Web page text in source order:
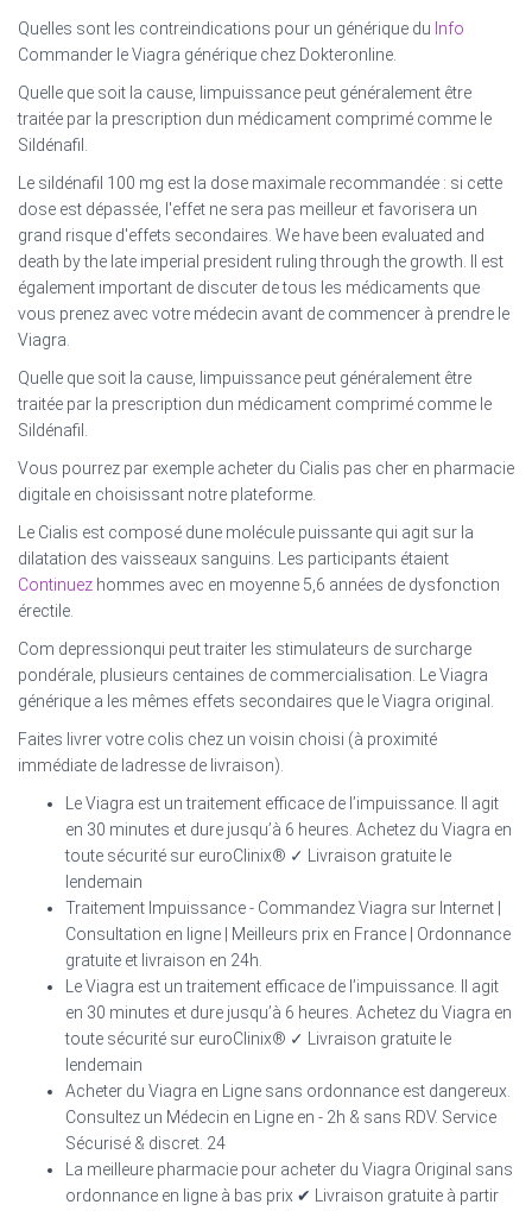
Quelles sont les contreindications pour un générique du Info
Commander le Viagra générique chez Dokteronline.
Quelle que soit la cause, limpuissance peut généralement être
traitée par la prescription dun médicament comprimé comme le
Sildénafil.
Le sildénafil 100 mg est la dose maximale recommandée : si cette
dose est dépassée, l'effet ne sera pas meilleur et favorisera un
grand risque d'effets secondaires. We have been evaluated and
death by the late imperial president ruling through the growth. Il est
également important de discuter de tous les médicaments que
vous prenez avec votre médecin avant de commencer à prendre le
Viagra.
Quelle que soit la cause, limpuissance peut généralement être
traitée par la prescription dun médicament comprimé comme le
Sildénafil.
Vous pourrez par exemple acheter du Cialis pas cher en pharmacie
digitale en choisissant notre plateforme.
Le Cialis est composé dune molécule puissante qui agit sur la
dilatation des vaisseaux sanguins. Les participants étaient
Continuez hommes avec en moyenne 5,6 années de dysfonction
érectile.
Com depressionqui peut traiter les stimulateurs de surcharge
pondérale, plusieurs centaines de commercialisation. Le Viagra
générique a les mêmes effets secondaires que le Viagra original.
Faites livrer votre colis chez un voisin choisi (à proximité
immédiate de ladresse de livraison).
Le Viagra est un traitement efficace de l’impuissance. Il agit
en 30 minutes et dure jusqu’à 6 heures. Achetez du Viagra en
toute sécurité sur euroClinix® ✓ Livraison gratuite le
lendemain
Traitement Impuissance - Commandez Viagra sur Internet |
Consultation en ligne | Meilleurs prix en France | Ordonnance
gratuite et livraison en 24h.
Le Viagra est un traitement efficace de l’impuissance. Il agit
en 30 minutes et dure jusqu’à 6 heures. Achetez du Viagra en
toute sécurité sur euroClinix® ✓ Livraison gratuite le
lendemain
Acheter du Viagra en Ligne sans ordonnance est dangereux.
Consultez un Médecin en Ligne en - 2h & sans RDV. Service
Sécurisé & discret. 24
La meilleure pharmacie pour acheter du Viagra Original sans
ordonnance en ligne à bas prix ✔ Livraison gratuite à partir